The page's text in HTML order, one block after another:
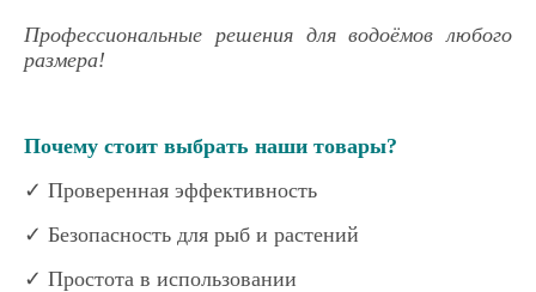
Профессиональные решения для водоёмов любого
размера!
Почему стоит выбрать наши товары?
✓ Проверенная эффективность
✓ Безопасность для рыб и растений
✓ Простота в использовании